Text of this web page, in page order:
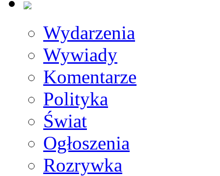
Wydarzenia
Wywiady
Komentarze
Polityka
Świat
Ogłoszenia
Rozrywka